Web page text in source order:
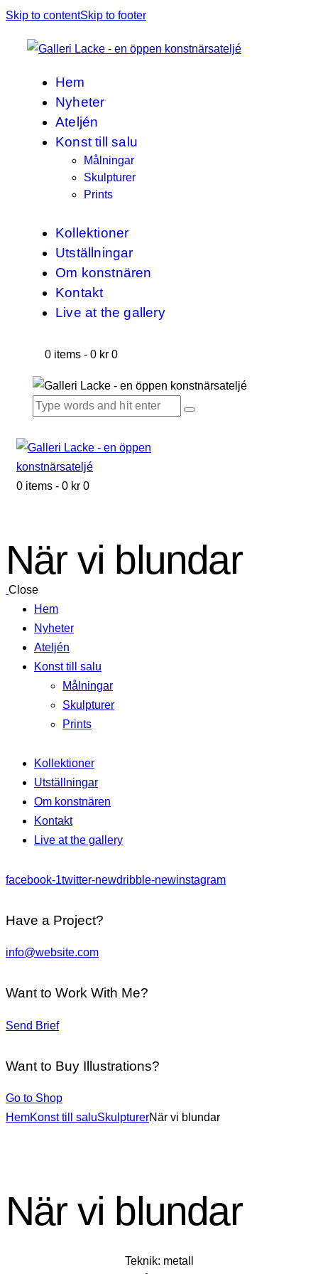
Skip to contentSkip to footer
Hem
Nyheter
Ateljén
Konst till salu
Målningar
Skulpturer
Prints
Kollektioner
Utställningar
Om konstnären
Kontakt
Live at the gallery
0 items - 0 kr 0
0 items - 0 kr 0
När vi blundar
Close
Hem
Nyheter
Ateljén
Konst till salu
Målningar
Skulpturer
Prints
Kollektioner
Utställningar
Om konstnären
Kontakt
Live at the gallery
facebook-1twitter-newdribble-newinstagram
Have a Project?
info@website.com
Want to Work With Me?
Send Brief
Want to Buy Illustrations?
Go to Shop
HemKonst till saluSkulpturerNär vi blundar
När vi blundar
Teknik: metall